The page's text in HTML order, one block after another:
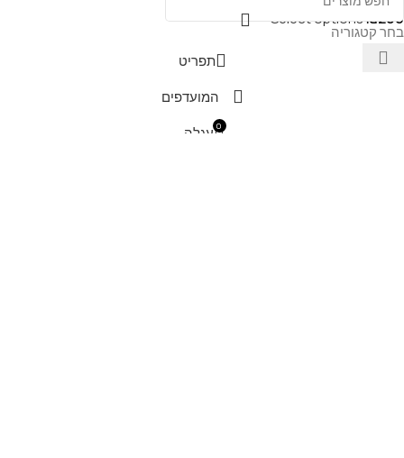
בחר קטגוריה
₪200
Select options
תפריט
המועדפים
0 עגלה